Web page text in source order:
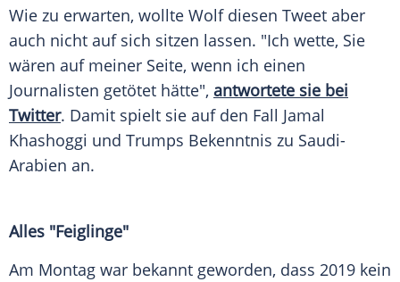
Wie zu erwarten, wollte Wolfdiesen Tweet aber
auch nicht auf sich sitzen lassen. "Ich wette, Sie
wären auf meiner Seite, wenn ich einen
Journalisten getötet hätte", antwortete sie bei
Twitter. Damit spielt sie auf den Fall Jamal
Khashoggi und Trumps Bekenntnis zu Saudi-
Arabien an.
Alles "Feiglinge"
Am Montag war bekannt geworden, dass 2019 kein